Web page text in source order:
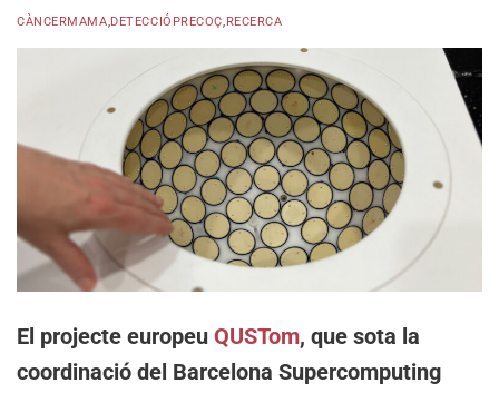
CÀNCERMAMA,DETECCIÓPRECOÇ,RECERCA
El projecte europeu QUSTom, que sota la
coordinació del Barcelona Supercomputing